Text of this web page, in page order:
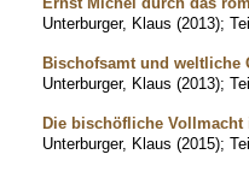
Unterburger, Klaus (2013);
Bischofsamt und weltliche
Unterburger, Klaus (2013);
Die bischöfliche
Unterburger, Klaus (2015);